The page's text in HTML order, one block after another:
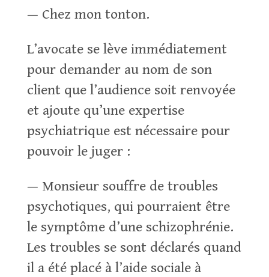
— Chez mon tonton.
L’avocate se lève immédiatement
pour demander au nom de son
client que l’audience soit renvoyée
et ajoute qu’une expertise
psychiatrique est nécessaire pour
pouvoir le juger :
— Monsieur souffre de troubles
psychotiques, qui pourraient être
le symptôme d’une schizophrénie.
Les troubles se sont déclarés quand
il a été placé à l’aide sociale à